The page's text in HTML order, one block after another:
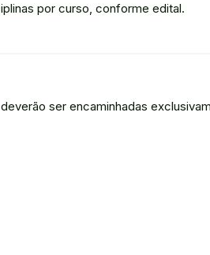
por curso, conforme edital.
ser encaminhadas